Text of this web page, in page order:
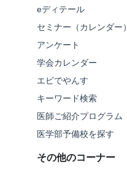
eディテール
セミナー（カレンダー）
アンケート
学会カレンダー
エビでやんす
キーワード検索
医師ご紹介プログラム
医学部予備校を探す
その他のコーナー